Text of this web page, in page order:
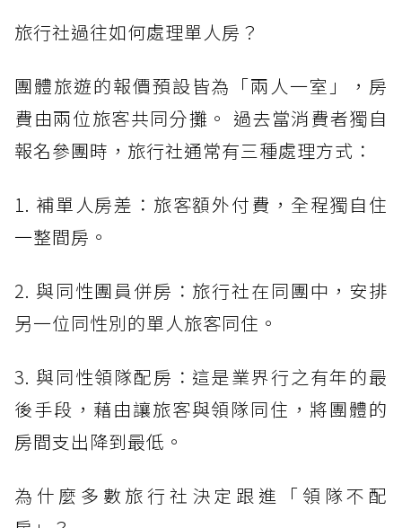
旅行社過往如何處理單人房？
團體旅遊的報價預設皆為「兩人一室」，房
費由兩位旅客共同分攤。 過去當消費者獨自
報名參團時，旅行社通常有三種處理方式：
1. 補單人房差：旅客額外付費，全程獨自住
一整間房。
2. 與同性團員併房：旅行社在同團中，安排
另一位同性別的單人旅客同住。
3. 與同性領隊配房：這是業界行之有年的最
後手段，藉由讓旅客與領隊同住，將團體的
房間支出降到最低。
為什麼多數旅行社決定跟進「領隊不配